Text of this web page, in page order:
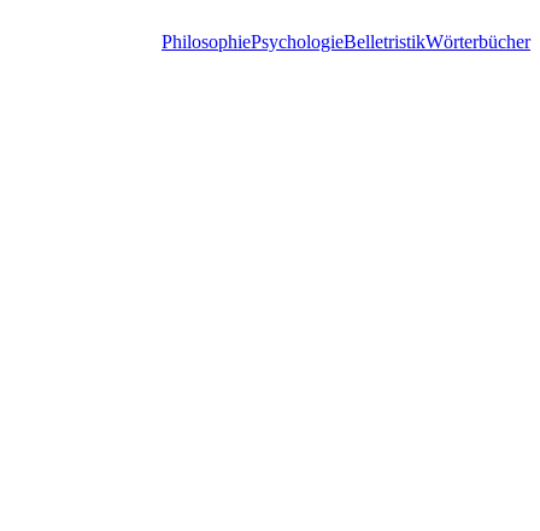
PhilosophiePsychologieBelletristikWörterbücher